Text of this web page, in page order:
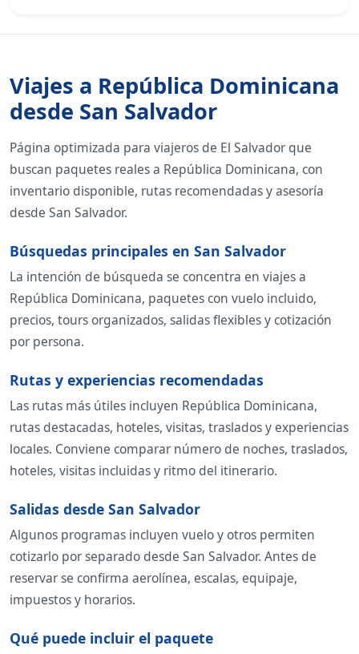
Viajes a República Dominicana
desde San Salvador
Página optimizada para viajeros de El Salvador que
buscan paquetes reales a República Dominicana, con
inventario disponible, rutas recomendadas y asesoría
desde San Salvador.
Búsquedas principales en San Salvador
La intención de búsqueda se concentra en viajes a
República Dominicana, paquetes con vuelo incluido,
precios, tours organizados, salidas flexibles y cotización
por persona.
Rutas y experiencias recomendadas
Las rutas más útiles incluyen República Dominicana,
rutas destacadas, hoteles, visitas, traslados y experiencias
locales. Conviene comparar número de noches, traslados,
hoteles, visitas incluidas y ritmo del itinerario.
Salidas desde San Salvador
Algunos programas incluyen vuelo y otros permiten
cotizarlo por separado desde San Salvador. Antes de
reservar se confirma aerolínea, escalas, equipaje,
impuestos y horarios.
Qué puede incluir el paquete